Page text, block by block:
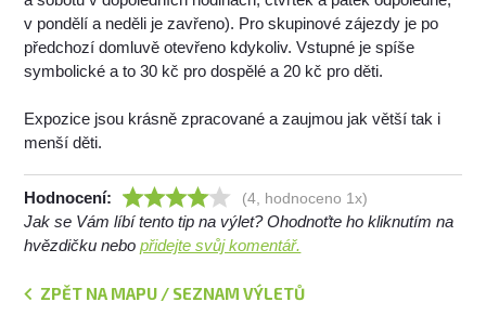
v pondělí a neděli je zavřeno). Pro skupinové zájezdy je po
předchozí domluvě otevřeno kdykoliv. Vstupné je spíše
symbolické a to 30 kč pro dospělé a 20 kč pro děti.
Expozice jsou krásně zpracované a zaujmou jak větší tak i
menší děti.
Hodnocení: (4, hodnoceno 1x)
Jak se Vám líbí tento tip na výlet? Ohodnoťte ho kliknutím na
hvězdičku nebopřidejte svůj komentář.
ZPĚT NA MAPU / SEZNAM VÝLETŮ